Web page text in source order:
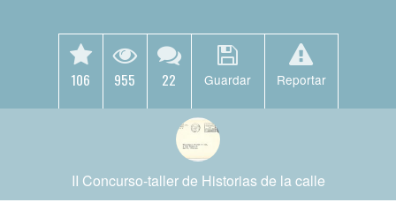
106 955 22 Guardar Reportar
II Concurso-taller de Historias de la calle